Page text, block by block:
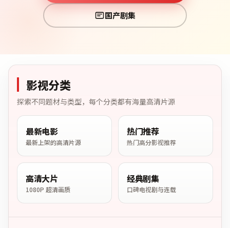
国产剧集
影视分类
探索不同题材与类型，每个分类都有海量高清片源
最新电影
最新上架的高清片源
热门推荐
热门高分影视推荐
高清大片
1080P 超清画质
经典剧集
口碑电视剧与连载